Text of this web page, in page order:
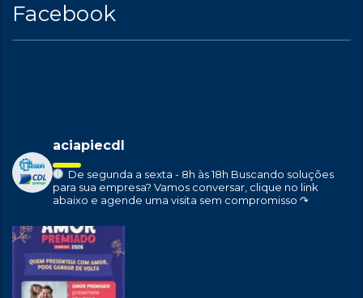
Facebook
aciapiecdl
De segunda a sexta - 8h às 18h Buscando soluções
para sua empresa? Vamos conversar, clique no link
abaixo e agende uma visita sem compromisso ↷